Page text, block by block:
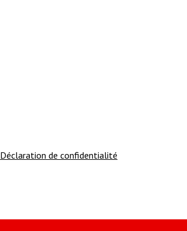
Déclaration de confidentialité